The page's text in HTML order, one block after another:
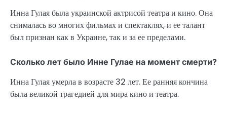
Инна Гулая была украинской актрисой театра и кино. Она
снималась во многих фильмах и спектаклях, и ее талант
был признан как в Украине, так и за ее пределами.
Сколько лет было Инне Гулае на момент смерти?
Инна Гулая умерла в возрасте 32 лет. Ее ранняя кончина
была великой трагедией для мира кино и театра.